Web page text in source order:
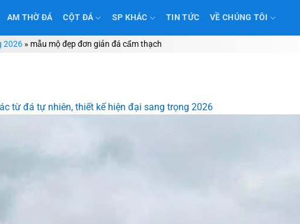
AM THỜ ĐÁ CỘT ĐÁ SP KHÁC TIN TỨC VỀ CHÚNG TÔI
2026 » mẫu mộ đẹp đơn giản đá cẩm thạch
từ đá tự nhiên, thiết kế hiện đại sang trọng 2026